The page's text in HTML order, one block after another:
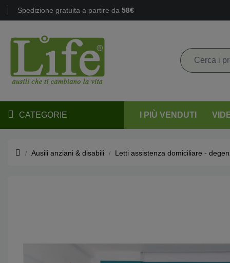
Spedizione gratuita a partire da 58€
CATEGORIE I PIÙ VENDUTI
Ausili anziani & disabili Letti assistenza domiciliare -